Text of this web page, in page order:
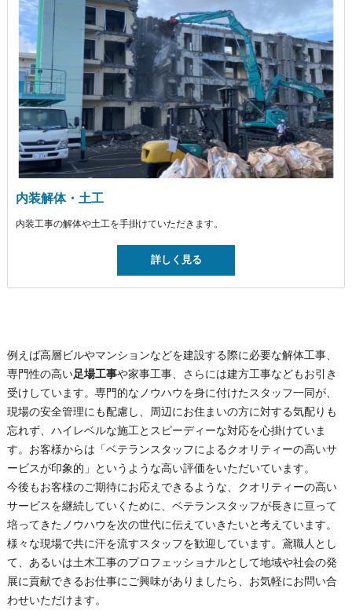
内装解体・土工
内装工事の解体や土工を手掛けていただきます。
詳しく見る
例えば高層ビルやマンションなどを建設する際に必要な解体工事、
専門性の高い足場工事や家事工事、さらには建方工事などもお引き
受けしています。専門的なノウハウを身に付けたスタッフ一同が、
現場の安全管理にも配慮し、周辺にお住まいの方に対する気配りも
忘れず、ハイレベルな施工とスピーディーな対応を心掛けていま
す。お客様からは「ベテランスタッフによるクオリティーの高いサ
ービスが印象的」というような高い評価をいただいています。
今後もお客様のご期待にお応えできるような、クオリティーの高い
サービスを継続していくために、ベテランスタッフが長きに亘って
培ってきたノウハウを次の世代に伝えていきたいと考えています。
様々な現場で共に汗を流すスタッフを歓迎しています。鳶職人とし
て、あるいは土木工事のプロフェッショナルとして地域や社会の発
展に貢献できるお仕事にご興味がありましたら、お気軽にお問い合
わせいただけます。